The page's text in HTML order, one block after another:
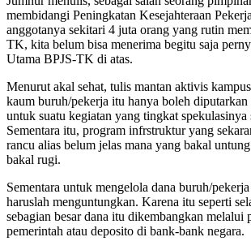
membidangi Peningkatan Kesejahteraan
anggotanya sekitari 4 juta orang yang rutin
TK, kita belum bisa menerima begitu saja
Utama BPJS-TK di atas.
Menurut akal sehat, tulis mantan aktivis
kaum buruh/pekerja itu hanya boleh diputarkan
untuk suatu kegiatan yang tingkat spekulasinya
Sementara itu, program infrstruktur yang
rancu alias belum jelas mana yang bakal
bakal rugi.
Sementara untuk mengelola dana buruh/
haruslah menguntungkan. Karena itu seperti
sebagian besar dana itu dikembangkan melalui
pemerintah atau deposito di bank-bank negara.